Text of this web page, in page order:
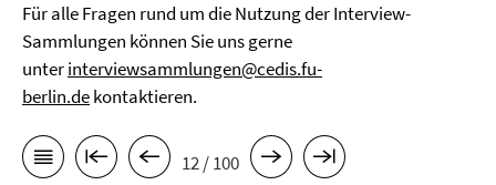
Für alle Fragen rund um die Nutzung der Interview-
Sammlungen können Sie uns gerne
unterinterviewsammlungen@cedis.fu-
berlin.dekontaktieren.
12 / 100